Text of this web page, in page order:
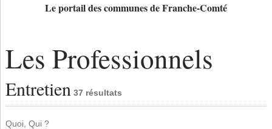
Le portail des communes de Franche-Comté
Les Professionnels
Entretien 37 résultats
Quoi, Qui ?